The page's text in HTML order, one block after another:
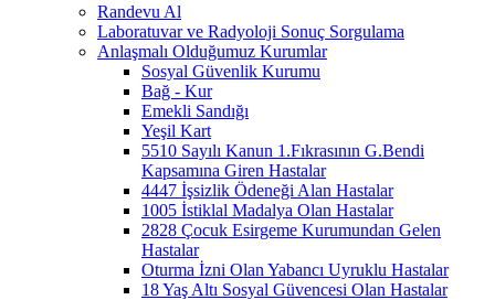
Randevu Al
Laboratuvar ve Radyoloji Sonuç Sorgulama
Anlaşmalı Olduğumuz Kurumlar
Sosyal Güvenlik Kurumu
Bağ - Kur
Emekli Sandığı
Yeşil Kart
5510 Sayılı Kanun 1.Fıkrasının G.Bendi
Kapsamına Giren Hastalar
4447 İşsizlik Ödeneği Alan Hastalar
1005 İstiklal Madalya Olan Hastalar
2828 Çocuk Esirgeme Kurumundan Gelen
Hastalar
Oturma İzni Olan Yabancı Uyruklu Hastalar
18 Yaş Altı Sosyal Güvencesi Olan Hastalar